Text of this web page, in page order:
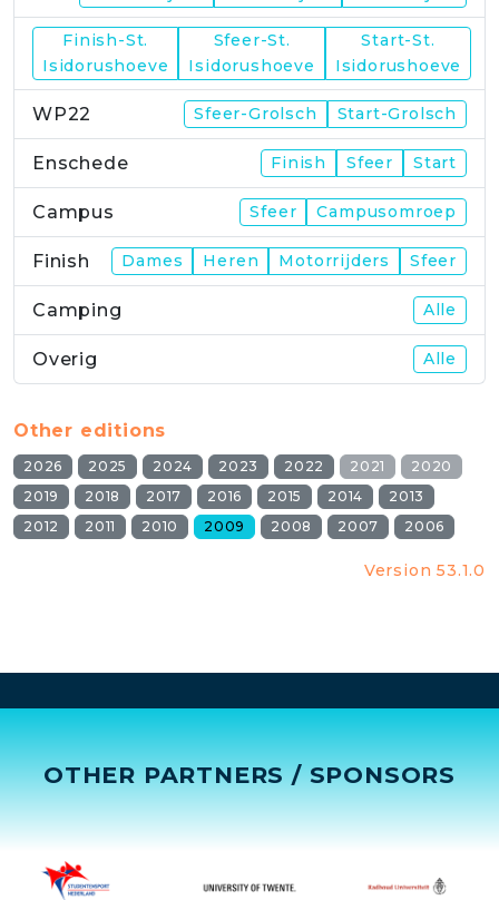
Finish-St.
Isidorushoeve
Sfeer-St.
Isidorushoeve
Start-St.
Isidorushoeve
WP22 Sfeer-Grolsch Start-Grolsch
Enschede Finish Sfeer Start
Campus Sfeer Campusomroep
Finish Dames Heren Motorrijders Sfeer
Camping Alle
Overig Alle
Other editions
2026 2025 2024 2023 2022 2021
2020
2019
2018 2017 2016 2015 2014
2013
2012
2011 2010 2009 2008 2007 2006
Version 53.1.0
OTHER PARTNERS / SPONSORS